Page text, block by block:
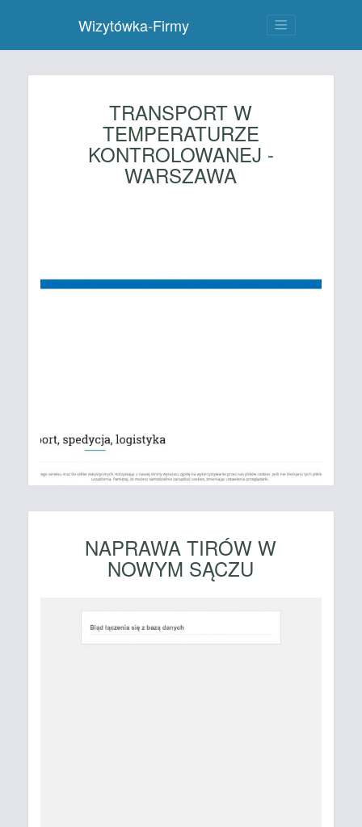
Wizytówka-Firmy
TRANSPORT W
TEMPERATURZE
KONTROLOWANEJ -
WARSZAWA
NAPRAWA TIRÓW W
NOWYM SĄCZU